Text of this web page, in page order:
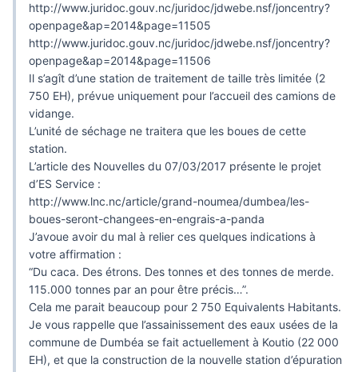
http://www.juridoc.gouv.nc/juridoc/jdwebe.nsf/joncentry?
openpage&ap=2014&page=11505
http://www.juridoc.gouv.nc/juridoc/jdwebe.nsf/joncentry?
openpage&ap=2014&page=11506
Il s’agît d’une station de traitement de taille très limitée (2
750 EH), prévue uniquement pour l’accueil des camions de
vidange.
L’unité de séchage ne traitera que les boues de cette
station.
L’article des Nouvelles du 07/03/2017 présente le projet
d’ES Service :
http://www.lnc.nc/article/grand-noumea/dumbea/les-
boues-seront-changees-en-engrais-a-panda
J’avoue avoir du mal à relier ces quelques indications à
votre affirmation :
“Du caca. Des étrons. Des tonnes et des tonnes de merde.
115.000 tonnes par an pour être précis…”.
Cela me parait beaucoup pour 2 750 Equivalents Habitants.
Je vous rappelle que l’assainissement des eaux usées de la
commune de Dumbéa se fait actuellement à Koutio (22 000
EH), et que la construction de la nouvelle station d’épuration